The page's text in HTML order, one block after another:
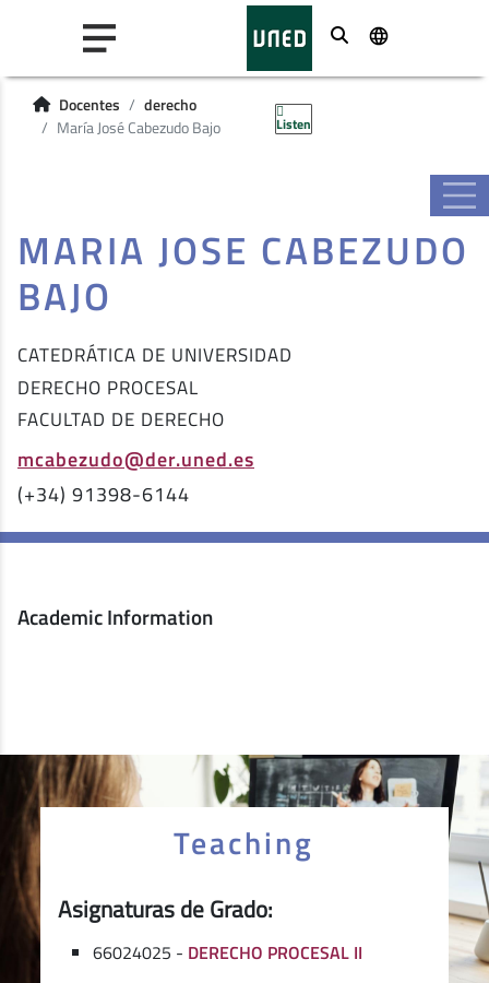
Buscar
Docentes
derecho
María José Cabezudo Bajo
Listen
MARIA JOSE CABEZUDO
BAJO
CATEDRÁTICA DE UNIVERSIDAD
DERECHO PROCESAL
FACULTAD DE DERECHO
mcabezudo@der.uned.es
(+34) 91398-6144
Academic Information
Teaching
Asignaturas de Grado:
66024025 - DERECHO PROCESAL II